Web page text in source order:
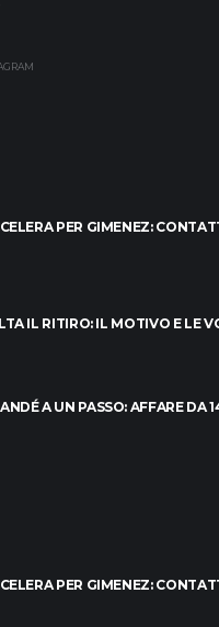
PER GIMENEZ:
IL RITIRO: IL MOTIVO E LE
A UN PASSO: AFFARE DA
PER GIMENEZ: